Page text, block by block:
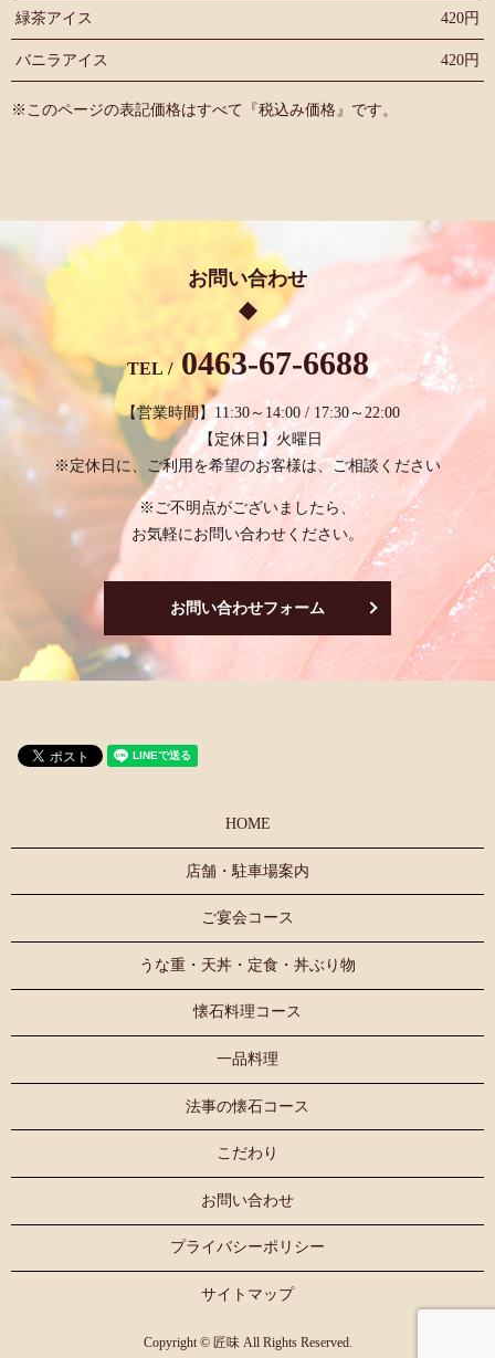
緑茶アイス 420円
バニラアイス 420円
※このページの表記価格はすべて『税込み価格』です。
お問い合わせ
TEL / 0463-67-6688
【営業時間】11:30～14:00 / 17:30～22:00
【定休日】火曜日
※定休日に、ご利用を希望のお客様は、ご相談ください
※ご不明点がございましたら、
お気軽にお問い合わせください。
お問い合わせフォーム
HOME
店舗・駐車場案内
ご宴会コース
うな重・天丼・定食・丼ぶり物
懐石料理コース
一品料理
法事の懐石コース
こだわり
お問い合わせ
プライバシーポリシー
サイトマップ
Copyright © 匠味 All Rights Reserved.